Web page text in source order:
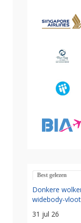
Best gelezen
Donkere
widebody-
31 jul 26